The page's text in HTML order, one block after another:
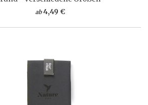
ab 4,49 €